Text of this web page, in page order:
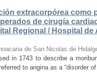
extracorpórea como
de cirugía
Regional / Hospital de
de San Nicolas de
in 1743 to describe a
to angina as a “disorder